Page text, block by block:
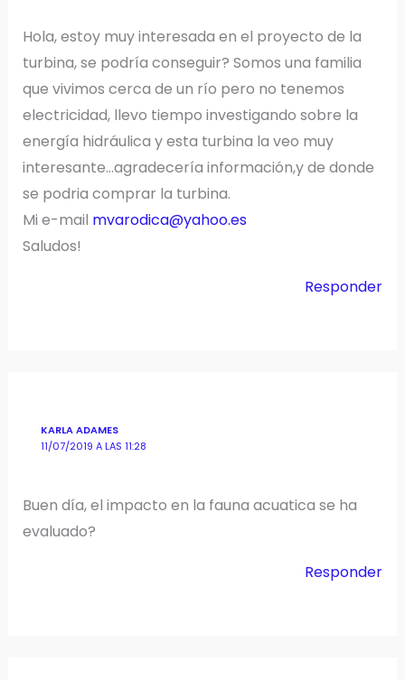
Hola, estoy muy interesada en el proyecto de la
turbina, se podría conseguir? Somos una familia
que vivimos cerca de un río pero no tenemos
electricidad, llevo tiempo investigando sobre la
energía hidráulica y esta turbina la veo muy
interesante…agradecería información,y de donde
se podria comprar la turbina.
Mi e-mail mvarodica@yahoo.es
Saludos!
Responder
KARLA ADAMES
11/07/2019 A LAS 11:28
Buen día, el impacto en la fauna acuatica se ha
evaluado?
Responder